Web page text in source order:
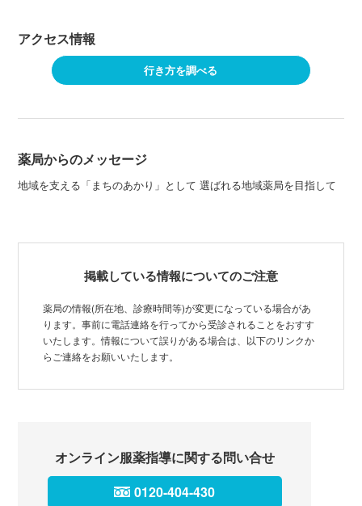
アクセス情報
行き方を調べる
薬局からのメッセージ
地域を支える「まちのあかり」として 選ばれる地域薬局を目指して
掲載している情報についてのご注意
薬局の情報(所在地、診療時間等)が変更になっている場合があ
ります。事前に電話連絡を行ってから受診されることをおすす
いたします。情報について誤りがある場合は、以下のリンクか
らご連絡をお願いいたします。
オンライン服薬指導に関する問い合せ
0120-404-430